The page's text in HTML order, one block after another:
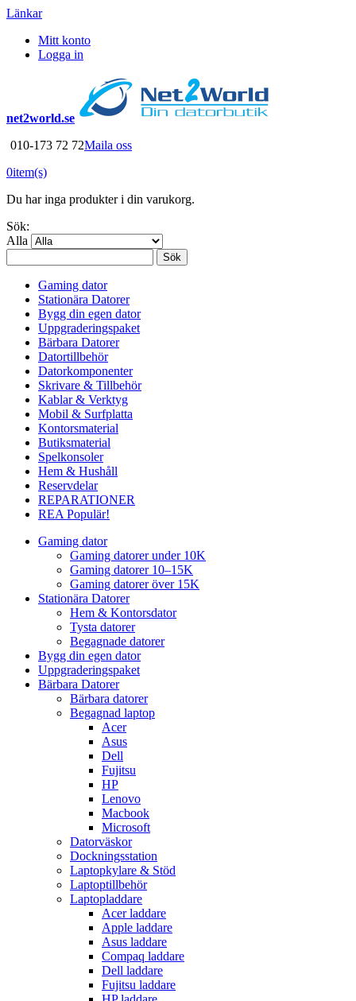
Länkar
Mitt konto
Logga in
net2world.se
010-173 72 72Maila oss
0item(s)
Du har inga produkter i din varukorg.
Sök:
Alla
Sök
Gaming dator
Stationära Datorer
Bygg din egen dator
Uppgraderingspaket
Bärbara Datorer
Datortillbehör
Datorkomponenter
Skrivare & Tillbehör
Kablar & Verktyg
Mobil & Surfplatta
Kontorsmaterial
Butiksmaterial
Spelkonsoler
Hem & Hushåll
Reservdelar
REPARATIONER
REA Populär!
Gaming dator
Gaming datorer under 10K
Gaming datorer 10–15K
Gaming datorer över 15K
Stationära Datorer
Hem & Kontorsdator
Tysta datorer
Begagnade datorer
Bygg din egen dator
Uppgraderingspaket
Bärbara Datorer
Bärbara datorer
Begagnad laptop
Acer
Asus
Dell
Fujitsu
HP
Lenovo
Macbook
Microsoft
Datorväskor
Dockningsstation
Laptopkylare & Stöd
Laptoptillbehör
Laptopladdare
Acer laddare
Apple laddare
Asus laddare
Compaq laddare
Dell laddare
Fujitsu laddare